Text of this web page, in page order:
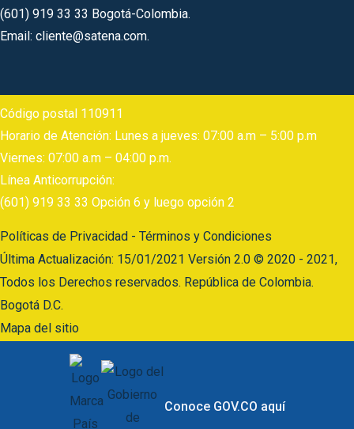
(601) 919 33 33 Bogotá-Colombia.
Email: cliente@satena.com.
Código postal 110911
Horario de Atención: Lunes a jueves: 07:00 a.m – 5:00 p.m
Viernes: 07:00 a.m – 04:00 p.m.
Línea Anticorrupción:
(601) 919 33 33 Opción 6 y luego opción 2
Políticas de Privacidad - Términos y Condiciones
Última Actualización: 15/01/2021 Versión 2.0 © 2020 - 2021,
Todos los Derechos reservados. República de Colombia.
Bogotá D.C.
Mapa del sitio
Conoce GOV.CO aquí